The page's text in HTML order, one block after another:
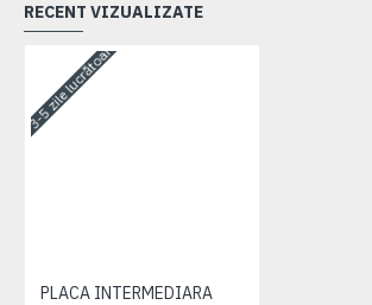
RECENT VIZUALIZATE
3-5 zile lucrătoare
PLACA INTERMEDIARA